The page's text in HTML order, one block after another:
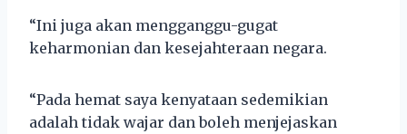
“Ini juga akan mengganggu-gugat
keharmonian dan kesejahteraan negara.
“Pada hemat saya kenyataan sedemikian
adalah tidak wajar dan boleh menjejaskan